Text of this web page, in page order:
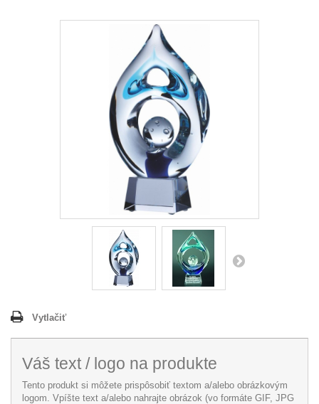
Vytlačiť
Váš text / logo na produkte
Tento produkt si môžete prispôsobiť textom a/alebo obrázkovým
logom. Vpíšte text a/alebo nahrajte obrázok (vo formáte GIF, JPG